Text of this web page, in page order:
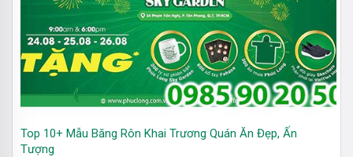
Top 10+ Mẫu Băng Rôn Khai Trương Quán Ăn Đẹp, Ấn
Tượng